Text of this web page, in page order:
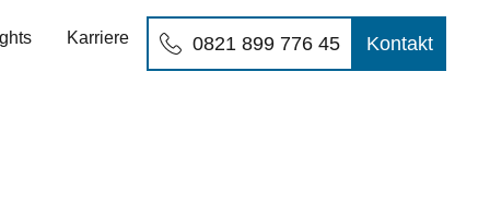
Karriere 0821 899 776 45 Kontakt